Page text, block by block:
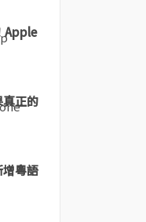
Apple
真正的
粵語